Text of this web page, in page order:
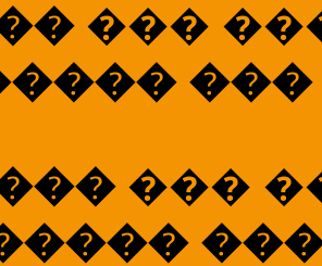
���
���